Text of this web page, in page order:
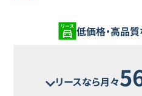
低価格・高品
リースなら月々